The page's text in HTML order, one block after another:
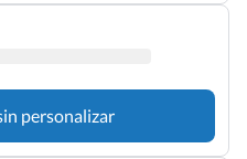
personalizar